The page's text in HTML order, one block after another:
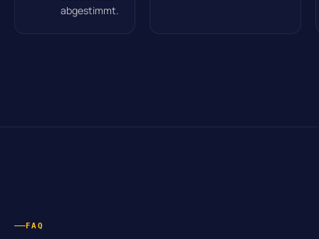
abgestimmt.
FAQ